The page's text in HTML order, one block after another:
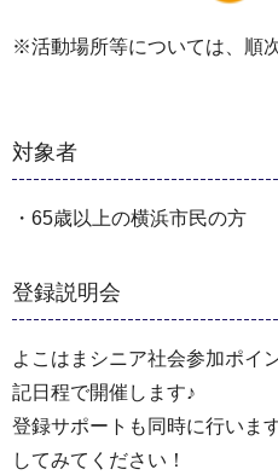
※活動場所等については、順
対象者
・65歳以上の横浜市民の方
登録説明会
よこはまシニア社会参加ポイ
記日程で開催します♪
登録サポートも同時に行いま
してみてください！